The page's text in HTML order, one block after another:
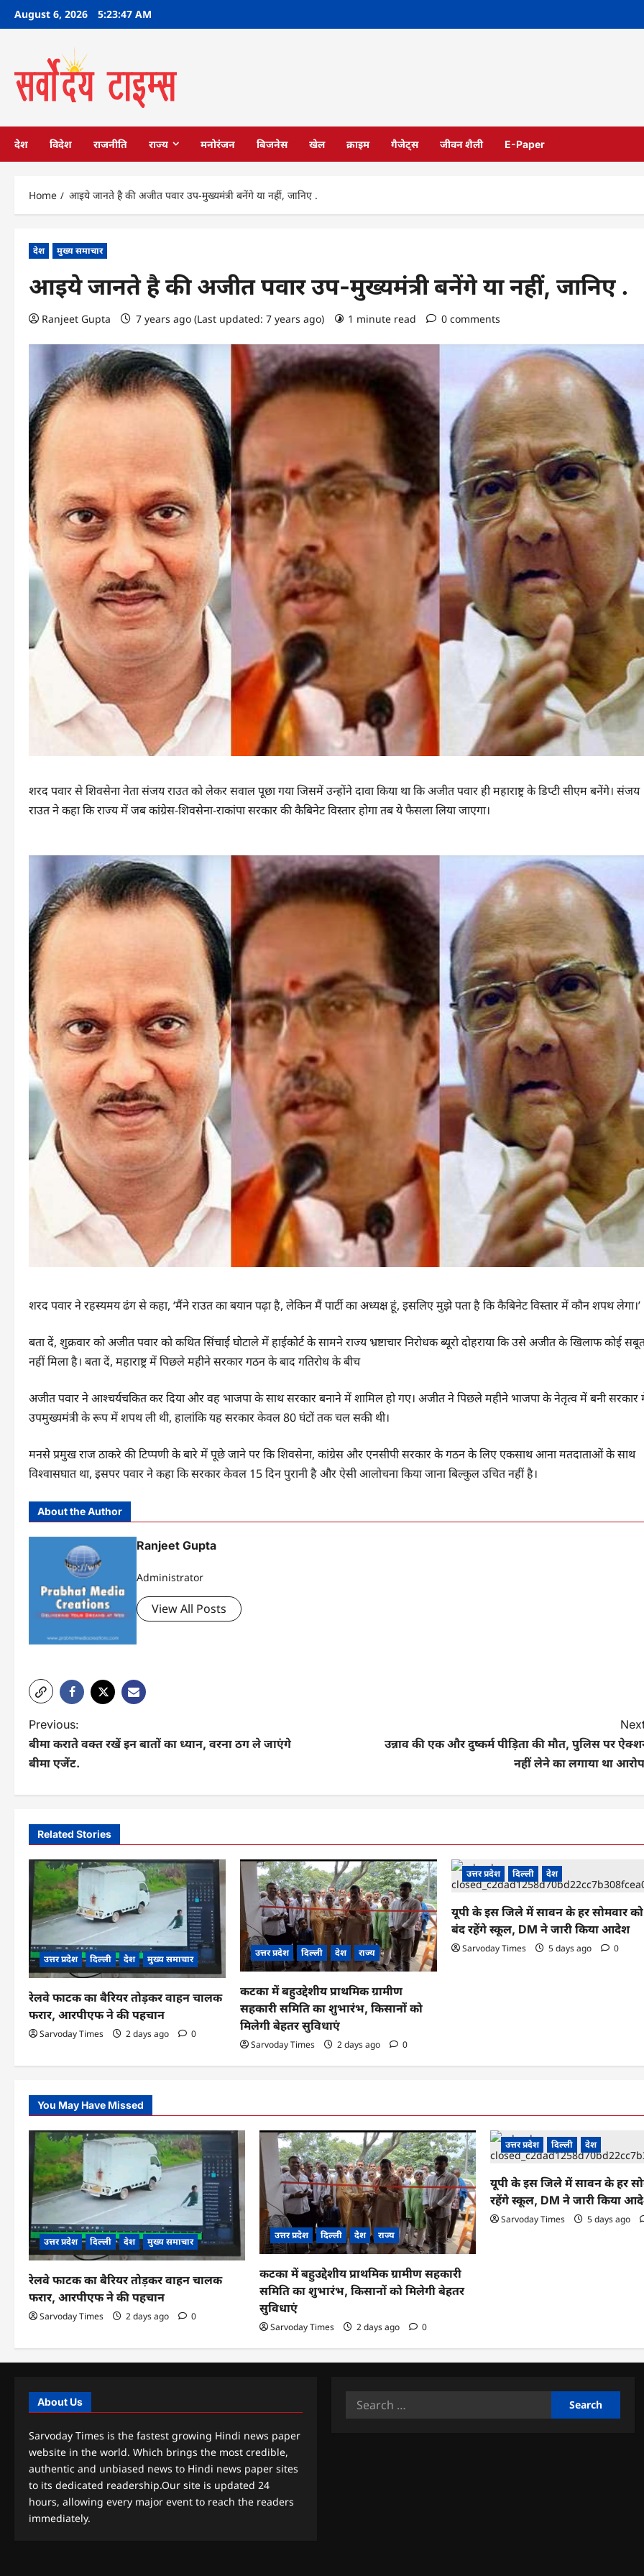
SkipAugust 6, 2026 5:23:48 AM
देश विदेश राजनीति राज्य मनोरंजन बिजनेस खेल क्राइम गैजेट्स जीवन शैली E-Paper
Home आइये जानते है की अजीत पवार उप-मुख्यमंत्री बनेंगे या नहीं, जानिए .
देश मुख्य समाचार
आइये जानते है की अजीत पवार उप-मुख्यमंत्री बनेंगे या नहीं, जानिए .
Ranjeet Gupta 7 years ago (Last updated: 7 years ago) 1 minute read 0 comments
शरद पवार से शिवसेना नेता संजय राउत को लेकर सवाल पूछा गया जिसमें उन्होंने दावा किया था कि अजीत पवार ही महाराष्ट्र के डिप्टी सीएम बनेंगे। संजय
राउत ने कहा कि राज्य में जब कांग्रेस-शिवसेना-राकांपा सरकार की कैबिनेट विस्तार होगा तब ये फैसला लिया जाएगा।
शरद पवार ने रहस्यमय ढंग से कहा, ‘मैंने राउत का बयान पढ़ा है, लेकिन मैं पार्टी का अध्यक्ष हूं, इसलिए मुझे पता है कि कैबिनेट विस्तार में कौन शपथ लेगा।’
बता दें, शुक्रवार को अजीत पवार को कथित सिंचाई घोटाले में हाईकोर्ट के सामने राज्य भ्रष्टाचार निरोधक ब्यूरो दोहराया कि उसे अजीत के खिलाफ कोई
नहीं मिला है। बता दें, महाराष्ट्र में पिछले महीने सरकार गठन के बाद गतिरोध के बीच
अजीत पवार ने आश्चर्यचकित कर दिया और वह भाजपा के साथ सरकार बनाने में शामिल हो गए। अजीत ने पिछले महीने भाजपा के नेतृत्व में बनी सरकार
उपमुख्यमंत्री के रूप में शपथ ली थी, हालांकि यह सरकार केवल 80 घंटों तक चल सकी थी।
मनसे प्रमुख राज ठाकरे की टिप्पणी के बारे में पूछे जाने पर कि शिवसेना, कांग्रेस और एनसीपी सरकार के गठन के लिए एकसाथ आना मतदाताओं के साथ
विश्वासघात था, इसपर पवार ने कहा कि सरकार केवल 15 दिन पुरानी है और ऐसी आलोचना किया जाना बिल्कुल उचित नहीं है।
About the Author
Ranjeet Gupta
Administrator
View All Posts
P
o
n
a
v
g
a
i
o
n
Previous:
बीमा कराते वक्त रखें इन बातों का ध्यान, वरना ठग ले जाएंगे
बीमा एजेंट.
उन्नाव की एक और दुष्कर्म पीड़‍िता की मौत, पुलिस पर
नहीं लेने का लगाया था
Related Stories
उत्तर प्रदेश दिल्ली देश मुख्य समाचार
रेलवे फाटक का बैरियर तोड़कर वाहन चालक
फरार, आरपीएफ ने की पहचान
Sarvoday Times 2 days ago 0
उत्तर प्रदेश दिल्ली देश राज्य
कटका में बहुउद्देशीय प्राथमिक ग्रामीण
सहकारी समिति का शुभारंभ, किसानों को
मिलेगी बेहतर सुविधाएं
Sarvoday Times 2 days ago 0
उत्तर प्रदेश दिल्ली देश
यूपी के इस जिले में सावन के हर सोमवार को
बंद रहेंगे स्कूल, DM ने जारी किया आदेश
Sarvoday Times 5 days ago 0
You May Have Missed
उत्तर प्रदेश दिल्ली देश मुख्य समाचार
रेलवे फाटक का बैरियर तोड़कर वाहन चालक
फरार, आरपीएफ ने की पहचान
Sarvoday Times 2 days ago 0
उत्तर प्रदेश दिल्ली देश राज्य
कटका में बहुउद्देशीय प्राथमिक ग्रामीण सहकारी
समिति का शुभारंभ, किसानों को मिलेगी बेहतर
सुविधाएं
Sarvoday Times 2 days ago 0
उत्तर प्रदेश दिल्ली देश
यूपी के इस जिले में सावन के हर
रहेंगे स्कूल, DM ने जारी किया
Sarvoday Times 5 days ago
About Us
Sarvoday Times is the fastest growing Hindi news paper
website in the world. Which brings the most credible,
authentic and unbiased news to Hindi news paper sites
to its dedicated readership.Our site is updated 24
hours, allowing every major event to reach the readers
immediately.
Search